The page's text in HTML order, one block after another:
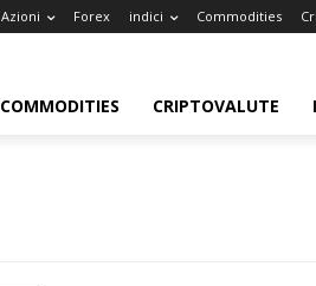
Azioni Forex indici Commodities
COMMODITIES CRIPTOVALUTE